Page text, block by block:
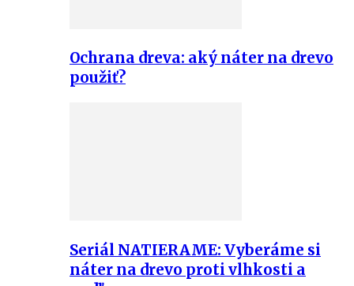
Ochrana dreva: aký náter na drevo
použiť?
Seriál NATIERAME: Vyberáme si
náter na drevo proti vlhkosti a